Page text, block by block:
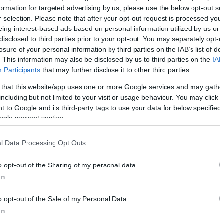
for targeted advertising by us, please use the below opt-out
selection. Please note that after your opt-out request is processed
interest-based ads based on personal information utilized by us
to third parties prior to your opt-out. You may separately
of your personal information by third parties on the IAB’s list of
This information may also be disclosed by us to third parties on the
Participants that may further disclose it to other third parties.
that this website/app uses one or more Google services and may
but not limited to your visit or usage behaviour. You may
to Google and its third-party tags to use your data for below
consent section.
Data Processing Opt Outs
opt-out of the Sharing of my personal data.
opt-out of the Sale of my Personal Data.
στο ΟΑΚΑ ακόμα και όταν η συναυλία είχε
να βρουν ένα τελευταίο εισιτήριο, άλλοι
έστω και έξω από το στάδιο.